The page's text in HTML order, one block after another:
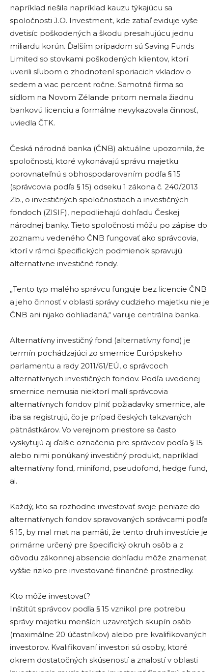
napríklad riešila napríklad kauzu týkajúcu sa
spoločnosti J.O. Investment, kde zatiaľ eviduje vyše
dvetisíc poškodených a škodu presahujúcu jednu
miliardu korún. Ďalším prípadom sú Saving Funds
Limited so stovkami poškodených klientov, ktorí
uverili sľubom o zhodnotení sporiacich vkladov o
sedem a viac percent ročne. Samotná firma so
sídlom na Novom Zélande pritom nemala žiadnu
bankovú licenciu a formálne nevykazovala činnosť,
uviedla ČTK.
Česká národná banka (ČNB) aktuálne upozornila, že
spoločnosti, ktoré vykonávajú správu majetku
porovnateľnú s obhospodarovaním podľa § 15
(správcovia podľa § 15) odseku 1 zákona č. 240/2013
Zb., o investičných spoločnostiach a investičných
fondoch (ZISIF), nepodliehajú dohľadu Českej
národnej banky. Tieto spoločnosti môžu po zápise do
zoznamu vedeného ČNB fungovať ako správcovia,
ktorí v rámci špecifických podmienok spravujú
alternatívne investičné fondy.
„Tento typ malého správcu funguje bez licencie ČNB
a jeho činnosť v oblasti správy cudzieho majetku nie je
ČNB ani nijako dohliadaná,“ varuje centrálna banka.
Alternatívny investičný fond (alternatívny fond) je
termín pochádzajúci zo smernice Európskeho
parlamentu a rady 2011/61/EÚ, o správcoch
alternatívnych investičných fondov. Podľa uvedenej
smernice nemusia niektorí malí správcovia
alternatívnych fondov plniť požiadavky smernice, ale
iba sa registrujú, čo je prípad českých takzvaných
pätnástkárov. Vo verejnom priestore sa často
vyskytujú aj ďalšie označenia pre správcov podľa § 15
alebo nimi ponúkaný investičný produkt, napríklad
alternatívny fond, minifond, pseudofond, hedge fund,
ai.
Každý, kto sa rozhodne investovať svoje peniaze do
alternatívnych fondov spravovaných správcami podľa
§ 15, by mal mať na pamäti, že tento druh investície je
primárne určený pre špecifický okruh osôb a z
dôvodu zákonnej absencie dohľadu môže znamenať
vyššie riziko pre investované finančné prostriedky.
Kto môže investovať?
Inštitút správcov podľa § 15 vznikol pre potrebu
správy majetku menších uzavretých skupín osôb
(maximálne 20 účastníkov) alebo pre kvalifikovaných
investorov. Kvalifikovaní investori sú osoby, ktoré
okrem dostatočných skúseností a znalostí v oblasti